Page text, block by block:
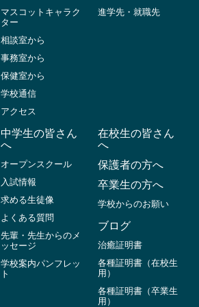
マスコットキャラク
ター
相談室から
事務室から
保健室から
学校通信
アクセス
進学先・就職先
中学生の皆さん
へ
オープンスクール
入試情報
求める生徒像
よくある質問
先輩・先生からのメ
ッセージ
学校案内パンフレッ
ト
在校生の皆さん
へ
保護者の方へ
卒業生の方へ
学校からのお願い
ブログ
治癒証明書
各種証明書（在校生
用）
各種証明書（卒業生
用）